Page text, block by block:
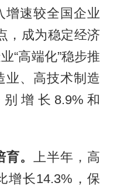
增速较全国企业
，成为稳定经济
“高端化”稳步推
业、高技术制造
增长8.9%和
。 上半年，高
增长14.3%，保